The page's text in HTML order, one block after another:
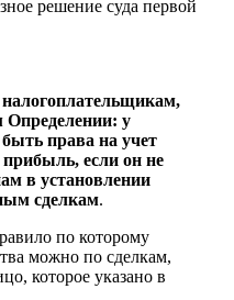
решение суда первой
Определении: у
права на учет
если он не
в установлении
сделкам.
по которому
можно по сделкам,
которое указано в